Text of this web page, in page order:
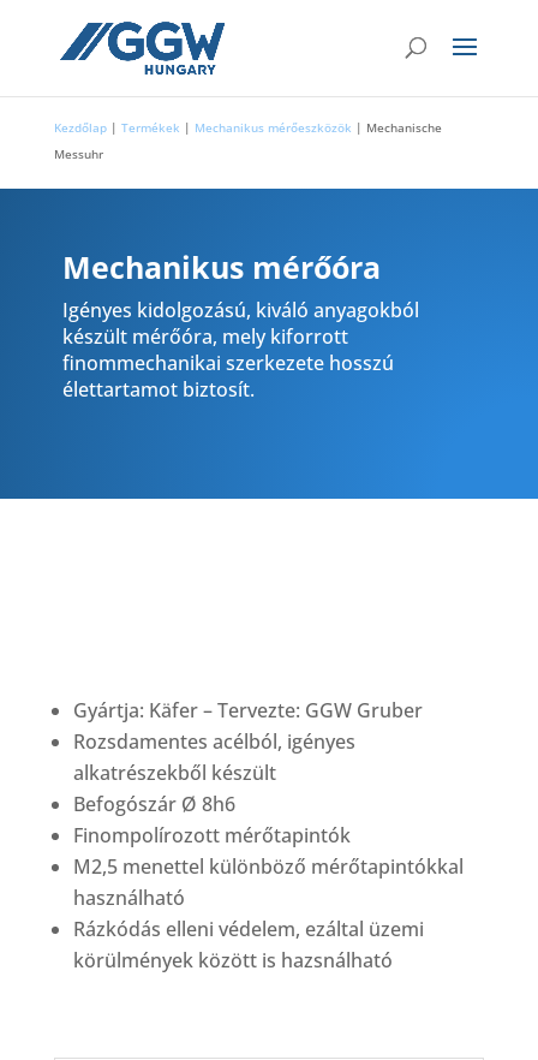
Kezdőlap| Termékek | Mechanikus mérőeszközök | Mechanische
Messuhr
Mechanikus mérőóra
Igényes kidolgozású, kiváló anyagokból
készült mérőóra, mely kiforrott
finommechanikai szerkezete hosszú
élettartamot biztosít.
Gyártja: Käfer – Tervezte: GGW Gruber
Rozsdamentes acélból, igényes
alkatrészekből készült
Befogószár Ø 8h6
Finompolírozott mérőtapintók
M2,5 menettel különböző mérőtapintókkal
használható
Rázkódás elleni védelem, ezáltal üzemi
körülmények között is hazsnálható